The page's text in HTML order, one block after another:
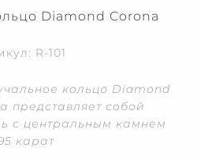
Diamond Corona
R-101
кольцо Diamond
представляет собой
с центральным камнем
карат